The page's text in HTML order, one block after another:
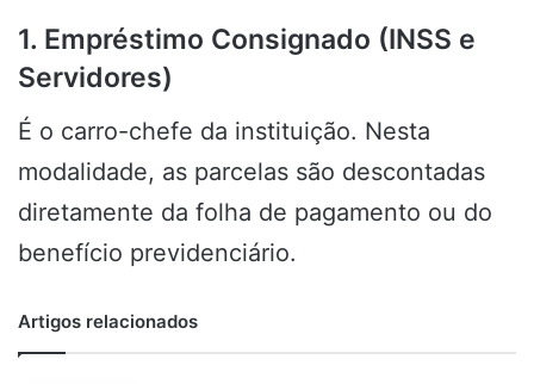
1. Empréstimo Consignado (INSS e
Servidores)
É o carro-chefe da instituição. Nesta
modalidade, as parcelas são descontadas
diretamente da folha de pagamento ou do
benefício previdenciário.
Artigos relacionados